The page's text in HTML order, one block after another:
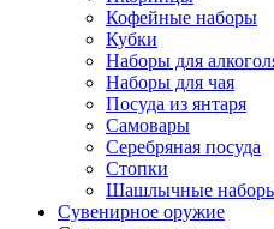
Кофейные наборы
Кубки
Наборы для
Наборы для чая
Посуда из янтаря
Самовары
Серебряная посуда
Стопки
Шашлычные
Сувенирное оружие